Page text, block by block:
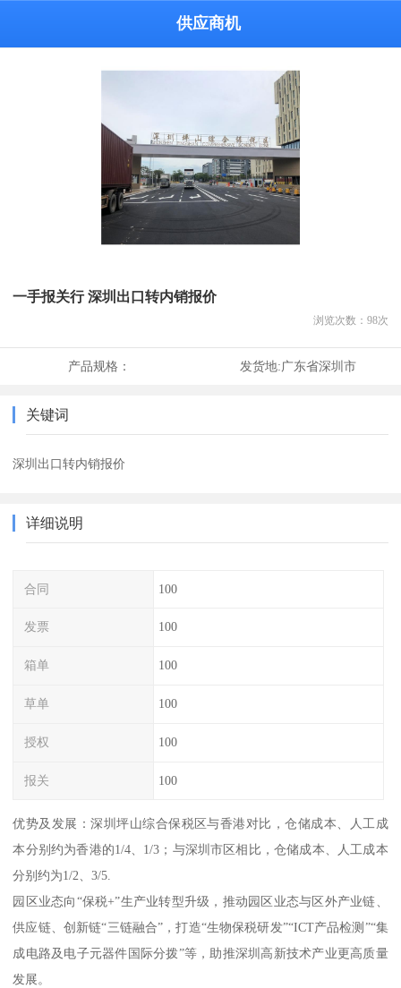
供应商机
一手报关行 深圳出口转内销报价
浏览次数： 98次
产品规格： 发货地:广东省深圳市
关键词
深圳出口转内销报价
详细说明
合同 100
发票 100
箱单 100
草单 100
授权 100
报关 100
优势及发展：深圳坪山综合保税区与香港对比，仓储成本、人工成
本分别约为香港的1/4、1/3；与深圳市区相比，仓储成本、人工成本
分别约为1/2、3/5.
园区业态向“保税+”生产业转型升级，推动园区业态与区外产业链、
供应链、创新链“三链融合”，打造“生物保税研发”“ICT产品检测”“集
成电路及电子元器件国际分拨”等，助推深圳高新技术产业更高质量
发展。